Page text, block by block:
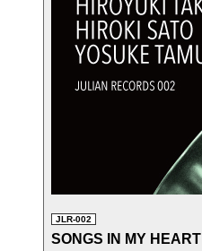
JLR-002
SONGS IN MY HEART